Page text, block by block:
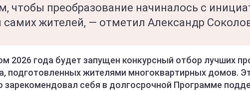
чтобы преобразование начиналось с
самих жителей, — отметил Александр
2026 года будет запущен конкурсный отбор лучших
подготовленных жителями многоквартирных домов.
зарекомендовал себя в долгосрочной Программе